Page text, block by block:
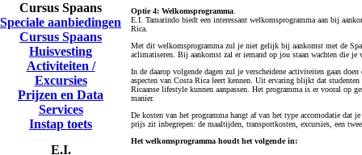
Cursus Spaans
Speciale aanbiedingen
Cursus Spaans
Huisvesting
Activiteiten /
Excursies
Prijzen en Data
Services
Instap toets
E.I.
Optie 4: Welkomsprogramma
E.I. Tamarindo biedt een interessant welkomsprogramma aan bij
Rica.
Met dit welkomsprogramma zul je niet gelijk bij aankomst met de
aclimatiseren. Bij aankomst zal er iemand op jou staan wachten die je
In de daarop volgende dagen zul je verscheidene activiteiten gaan
aspecten van Costa Rica leert kennen. Uit ervaring blijkt dat
Ricaanse lifestyle kunnen aanpassen. Het programma is er vooral op
manier.
De kosten van het programma hangt af van het type accomodatie dat
prijs zit inbegrepen: de maaltijden, transportkosten, excursies, een
Het welkomsprogramma houdt het volgende in: